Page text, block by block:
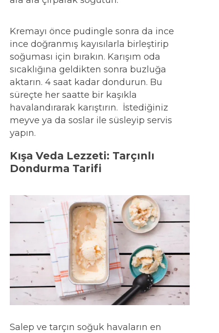
Kremayı önce pudingle sonra da ince
ince doğranmış kayısılarla birleştirip
soğuması için bırakın. Karışım oda
sıcaklığına geldikten sonra buzluğa
aktarın. 4 saat kadar dondurun. Bu
süreçte her saatte bir kaşıkla
havalandırarak karıştırın. İstediğiniz
meyve ya da soslar ile süsleyip servis
yapın.
Kışa Veda Lezzeti: Tarçınlı
Dondurma Tarifi
Salep ve tarçın soğuk havaların en